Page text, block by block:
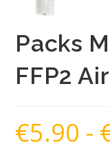
Packs
FFP2
€5.90 -